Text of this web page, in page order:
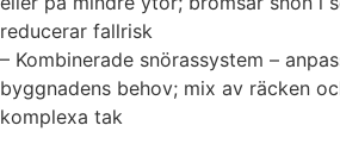
reducerar fallrisk
– Kombinerade snörassystem –
byggnadens behov; mix av räcken
komplexa tak